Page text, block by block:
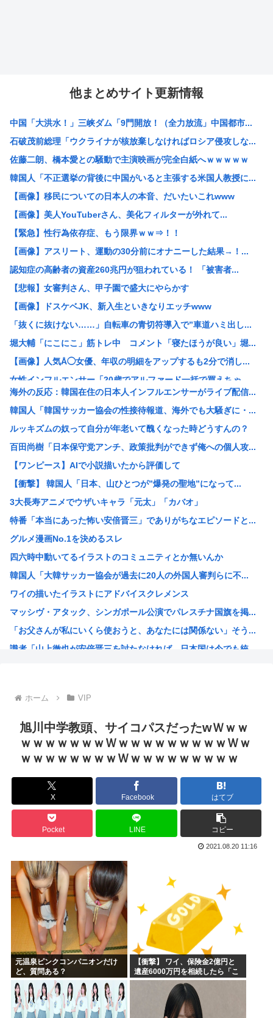
他まとめサイト更新情報
中国「大洪水！」三峡ダム「9門開放！（全力放流」中国都市...
石破茂前総理「ウクライナが核放棄しなければロシア侵攻しな...
佐藤二朗、橋本愛との騒動で主演映画が完全白紙へｗｗｗｗｗ
韓国人「不正選挙の背後に中国がいると主張する米国人教授に...
【画像】移民についての日本人の本音、だいたいこれwww
【画像】美人YouTuberさん、美化フィルターが外れて...
【緊急】性行為依存症、もう限界ｗｗ⇒！！
【画像】アスリート、運動の30分前にオナニーした結果→！...
認知症の高齢者の資産260兆円が狙われている！ 「被害者...
【悲報】女審判さん、甲子園で盛大にやらかす
【画像】ドスケベJK、新入生といきなりエッチwww
「抜くに抜けない……」自転車の青切符導入で”車道ハミ出し...
堀大輔「にこにこ」筋トレ中 コメント「寝たほうが良い」堀...
【画像】人気Å◯女優、年収の明細をアップするも2分で消し...
女性インフルエンサー「20歳でアルファード一括で買えちゃ...
瀬戸環奈がスタイルよすぎて一般男性が隣に並ぶとチンチクリ...
【画像】つるの剛士「キムタクを模写した」ﾊﾟｼｬｯwww
【衝撃】ケニアのスイカ、あまりにも薄過ぎるwww
【黒豆】なんだよこの漫画ｗｗｗ【注意】
レッサーパンダさん かわいい
【衝撃】日本人の飼い犬さん、アメリカの上院議員に似すぎた...
【画像】ワイが今まで信じてきた常識www
【悲報】愛知県民、夏恒例の儀式で2人死亡www
【謎】高市早苗の「高市」と「早苗」の出処が不明だと戦慄が...
【悲報】ガールズバンドのボーカル、客席ダイブでお胸を揉ま...
【画像】美人JD「すき家のローストビーフ丼1人で食べてき...
【悲報】デカイファミチキだと思って買ったら小さかったから...
【悲報】とんでもないヤバい台風さん、お盆を直撃www
【韓国株】 7月のKOSPI 28.9％下落…通貨危機を...
海外の反応：韓国在住の日本人インフルエンサーがライブ配信...
韓国人「韓国サッカー協会の性接待報道、海外でも大騒ぎに・...
ルッキズムの奴って自分が年老いて醜くなった時どうすんの？
百田尚樹「日本保守党アンチ、政策批判ができず俺への個人攻...
【ワンピース】AIで小説描いたから評価して
【衝撃】 韓国人「日本、山ひとつが”爆発の聖地”になって...
3大長寿アニメでウザいキャラ「元太」「カバオ」
特番「本当にあった怖い安倍晋三」でありがちなエピソードと...
グルメ漫画No.1を決めるスレ
四六時中動いてるイラストのコミュニティとか無いんか
韓国人「大韓サッカー協会が過去に20人の外国人審判らに不...
ワイの描いたイラストにアドバイスクレメンス
マッシヴ・アタック、シンガポール公演でパレスチナ国旗を掲...
「お父さんが私にいくら使おうと、あなたには関係ない」そう...
識者「山上徹也が安倍晋三を討たなければ、日本国は今でも統...
プーチン「あえて申し上げます。助けてください。」
このガンプラなにかわかる？
エッヂ声優大好き部
ラジコンのキングタイガーでスズメバチの巣に突撃「ハチから...
イチローがマリナーズ主催のHRダービーで見せた活躍にML...
高市早苗、また怪しい経歴が出てくるwww
子供にはロボットアニメ以外禁止にするわ
【画像】キオクシア声優・羊宮妃那ちゃん今日も信用できるw...
韓国人「最近の日本アニメ業界の勢力図を変えたと言われる作...
靖国神社、自衛官以外の軍服を禁止「コスプレは英霊を侮辱」
エ口漫画描いたんだけどpixivで誰も見ない
AI扱いされた絵師、筆を折る
ホーム VIP
旭川中学教頭、サイコパスだったwＷｗｗ
ｗｗｗｗｗｗｗＷｗｗｗｗｗｗｗｗｗＷｗ
ｗｗｗｗｗｗｗｗＷｗｗｗｗｗｗｗｗｗ
X Facebook はてブ
Pocket LINE コピー
2021.08.20 11:16
元温泉ピンクコンパニオンだけ
ど、質問ある？
【衝撃】 ワイ、保険金2億円と
遺産6000万円を相続したら「こ
う」なった・・・